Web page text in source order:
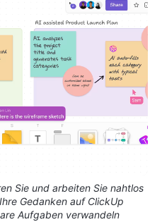
Sie und arbeiten Sie nahtlos
Gedanken auf ClickUp
Aufgaben verwandeln